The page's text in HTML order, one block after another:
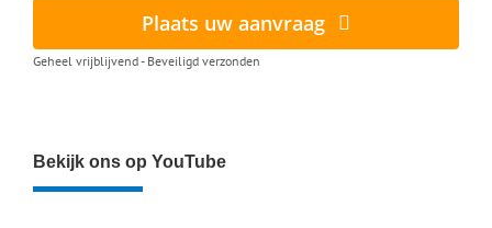
Plaats uw aanvraag
Geheel vrijblijvend - Beveiligd verzonden
Bekijk ons op YouTube